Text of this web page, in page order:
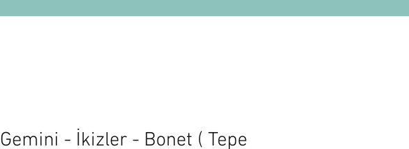
Gemini - İkizler - Bonet ( Tepe